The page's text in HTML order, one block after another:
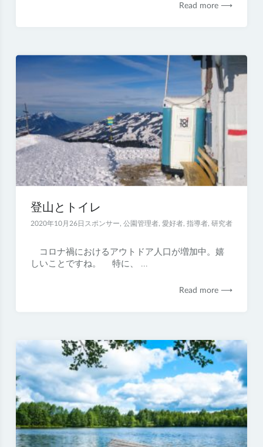
Read more ⟶
登山とトイレ
2020年10月26日 スポンサー,公園管理者,愛好者,指導者,研究者
コロナ禍におけるアウトドア人口が増加中。嬉
しいことですね。 特に、 ...
Read more ⟶